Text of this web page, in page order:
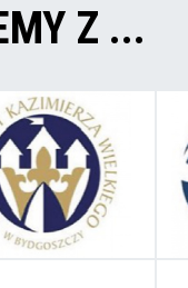
Z ...